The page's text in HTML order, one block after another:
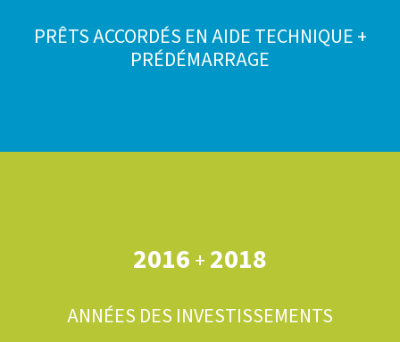
PRÊTS ACCORDÉS EN AIDE TECHNIQUE +
PRÉDÉMARRAGE
2016 + 2018
ANNÉES DES INVESTISSEMENTS